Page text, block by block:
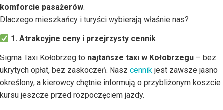
komforcie pasażerów.
Dlaczego mieszkańcy i turyści wybierają właśnie nas?
1. Atrakcyjne ceny i przejrzysty cennik
Sigma Taxi Kołobrzeg to najtańsze taxi w Kołobrzegu – bez
ukrytych opłat, bez zaskoczeń. Nasz cennik jest zawsze jasno
określony, a kierowcy chętnie informują o przybliżonym koszcie
kursu jeszcze przed rozpoczęciem jazdy.